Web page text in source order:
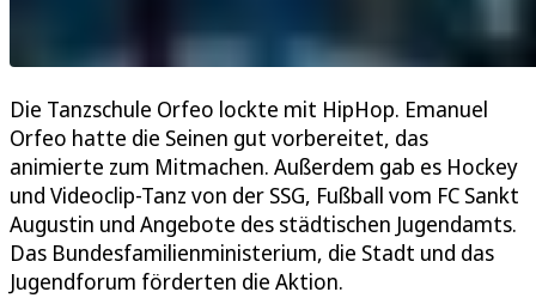
Die Tanzschule Orfeo lockte mit HipHop. Emanuel
Orfeo hatte die Seinen gut vorbereitet, das
animierte zum Mitmachen. Außerdem gab es Hockey
und Videoclip-Tanz von der SSG, Fußball vom FC Sankt
Augustin und Angebote des städtischen Jugendamts.
Das Bundesfamilienministerium, die Stadt und das
Jugendforum förderten die Aktion.